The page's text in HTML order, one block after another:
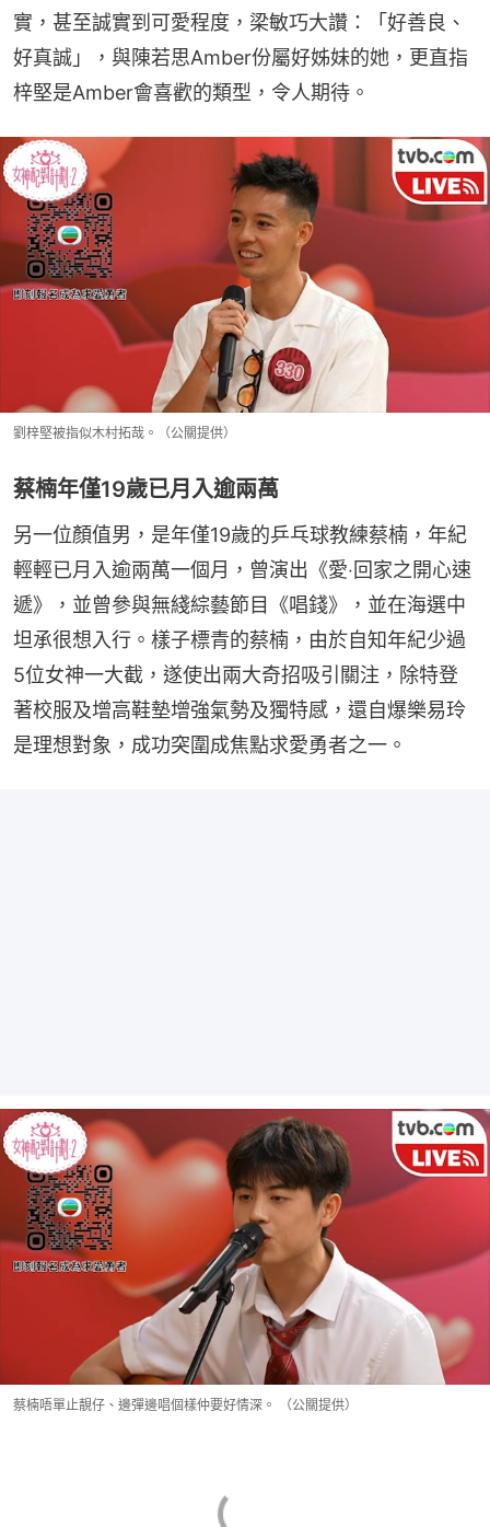
實，甚至誠實到可愛程度，梁敏巧大讚：「好善良、
好真誠」，與陳若思Amber份屬好姊妹的她，更直指
梓堅是Amber會喜歡的類型，令人期待。
劉梓堅被指似木村拓哉。（公關提供）
蔡楠年僅19歲已月入逾兩萬
另一位顏值男，是年僅19歲的乒乓球教練蔡楠，年紀
輕輕已月入逾兩萬一個月，曾演出《愛‧回家之開心速
遞》，並曾參與無綫綜藝節目《唱錢》，並在海選中
坦承很想入行。樣子標青的蔡楠，由於自知年紀少過
5位女神一大截，遂使出兩大奇招吸引關注，除特登
著校服及增高鞋墊增強氣勢及獨特感，還自爆樂易玲
是理想對象，成功突圍成焦點求愛勇者之一。
蔡楠唔單止靚仔、邊彈邊唱個樣仲要好情深。 （公關提供）